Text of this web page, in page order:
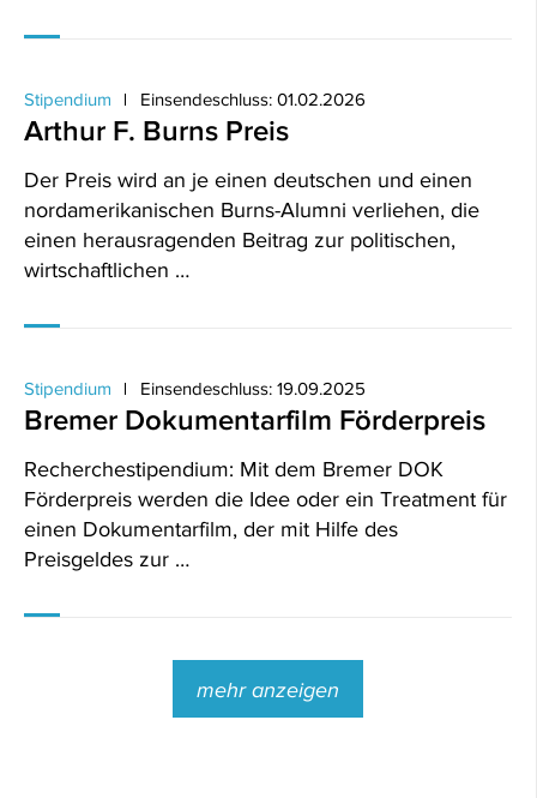
Stipendium Einsendeschluss: 01.02.2026
Arthur F. Burns Preis
Der Preis wird an je einen deutschen und einen
nordamerikanischen Burns-Alumni verliehen, die
einen herausragenden Beitrag zur politischen,
wirtschaftlichen …
Stipendium Einsendeschluss: 19.09.2025
Bremer Dokumentarfilm Förderpreis
Recherchestipendium: Mit dem Bremer DOK
Förderpreis werden die Idee oder ein Treatment für
einen Dokumentarfilm, der mit Hilfe des
Preisgeldes zur …
mehr anzeigen